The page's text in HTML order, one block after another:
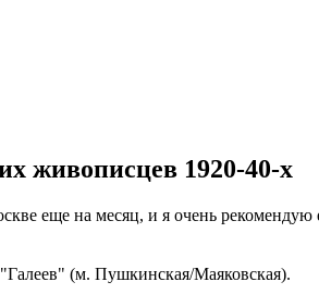
живописцев 1920-40-х
еще на месяц, и я очень рекомендую
(м. Пушкинская/Маяковская).